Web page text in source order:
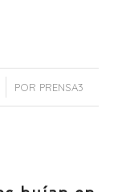
POR PRENSA3